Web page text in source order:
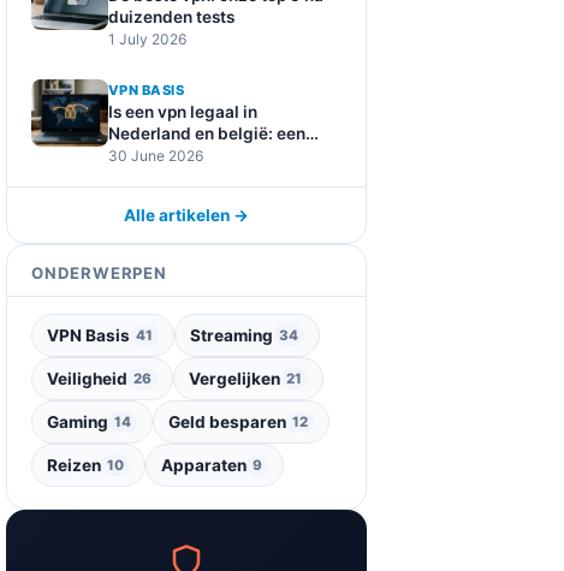
duizenden tests
1 July 2026
VPN BASIS
Is een vpn legaal in
Nederland en belgië: een
duidelijke uitleg
30 June 2026
Alle artikelen →
ONDERWERPEN
VPN Basis 41 Streaming 34
Veiligheid 26 Vergelijken 21
Gaming 14 Geld besparen 12
Reizen 10 Apparaten 9